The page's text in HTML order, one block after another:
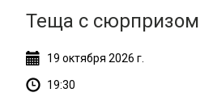
Теща с сюрпризом
19 октября 2026 г.
19:30